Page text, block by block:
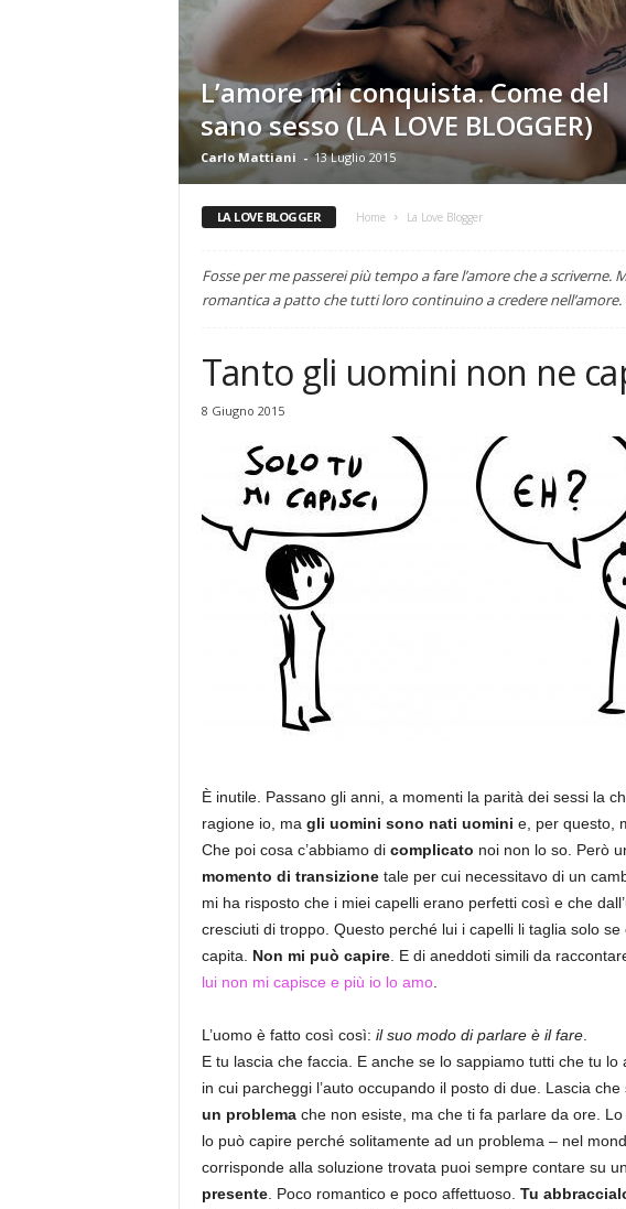
L’amore mi conquista. Come del
sano sesso (LA LOVE BLOGGER)
Carlo Mattiani - 13 Luglio 2015
LA LOVE BLOGGER Home La Love Blogger
Fosse per me passerei più tempo a fare l’amore che a
romantica a patto che tutti loro continuino a credere nell’amore.
Tanto gli uomini non ne
8 Giugno 2015
È inutile. Passano gli anni, a momenti la parità dei sessi la
ragione io, ma gli uomini sono nati uomini e, per questo,
Che poi cosa c’abbiamo di complicato noi non lo so. Però
momento di transizionetale per cui necessitavo di un
mi ha risposto che i miei capelli erano perfetti così e che
cresciuti di troppo. Questo perché lui i capelli li taglia solo
capita. Non mi può capire. E di aneddoti simili da
lui non mi capisce e più io lo amo.
L’uomo è fatto così così: il suo modo di parlare è il fare.
E tu lascia che faccia. E anche se lo sappiamo tutti che tu
in cui parcheggi l’auto occupando il posto di due. Lascia che
un problemache non esiste, ma che ti fa parlare da ore.
lo può capire perché solitamente ad un problema – nel
corrisponde alla soluzione trovata puoi sempre contare su
presente. Poco romantico e poco affettuoso. Tu